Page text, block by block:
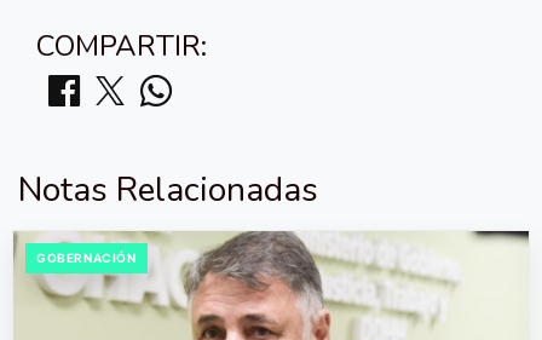
COMPARTIR:
Notas Relacionadas
GOBERNACIÓN